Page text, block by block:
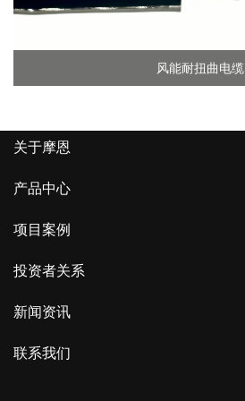
风能耐扭曲电缆
关于摩恩
产品中心
项目案例
投资者关系
新闻资讯
联系我们